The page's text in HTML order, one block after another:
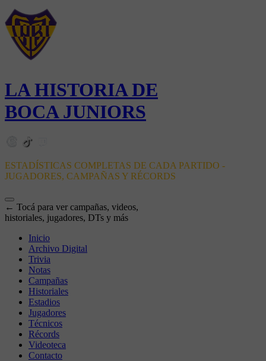
LA HISTORIA DE
BOCA JUNIORS
ESTADÍSTICAS COMPLETAS DE CADA PARTIDO -
JUGADORES, CAMPAÑAS Y RÉCORDS
← Tocá para ver campañas, videos,
historiales, jugadores, DTs y más
Inicio
Archivo Digital
Trivia
Notas
Campañas
Historiales
Estadios
Jugadores
Técnicos
Récords
Videoteca
Contacto